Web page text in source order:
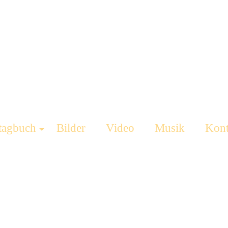
Bilder Video Musik